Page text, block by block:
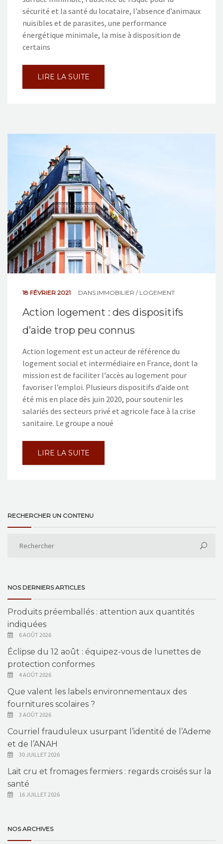
sécurité et la santé du locataire, l’absence d’animaux
nuisibles et de parasites, une performance
énergétique minimale, la mise à disposition de
certains
LIRE LA SUITE
18 FÉVRIER 2021 DANS IMMOBILIER / LOGEMENT
Action logement : des dispositifs
d’aide trop peu connus
Action logement est un acteur de référence du
logement social et intermédiaire en France, dont la
mission est de faciliter l’accès au logement pour
favoriser l’emploi. Plusieurs dispositifs d’aide ont
été mis en place dès juin 2020, pour soutenir les
salariés des secteurs privé et agricole face à la crise
sanitaire. Le groupe a noué
LIRE LA SUITE
RECHERCHER UN CONTENU
NOS DERNIERS ARTICLES
Produits préemballés : attention aux quantités
indiquées
6 AOÛT 2026
Éclipse du 12 août : équipez-vous de lunettes de
protection conformes
4 AOÛT 2026
Que valent les labels environnementaux des
fournitures scolaires ?
3 AOÛT 2026
Courriel frauduleux usurpant l’identité de l’Ademe
et de l’ANAH
30 JUILLET 2026
Lait cru et fromages fermiers : regards croisés sur la
santé
16 JUILLET 2026
NOS ARCHIVES